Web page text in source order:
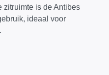
zitruimte is de Antibes
ideaal voor